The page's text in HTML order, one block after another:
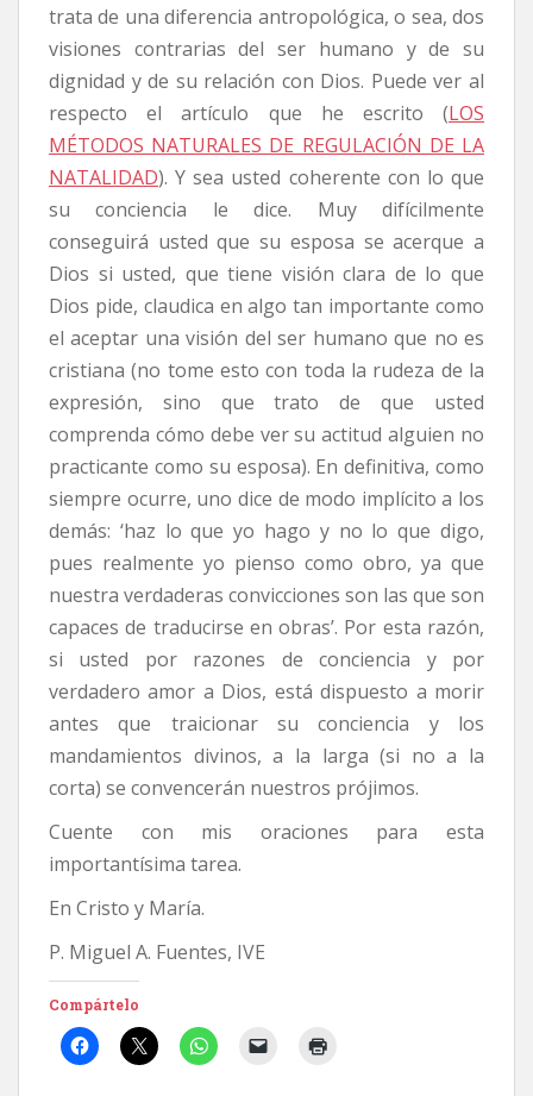
trata de una diferencia antropológica, o sea, dos
visiones contrarias del ser humano y de su
dignidad y de su relación con Dios. Puede ver al
respecto el artículo que he escrito (LOS
MÉTODOS NATURALES DE REGULACIÓN DE LA
NATALIDAD). Y sea usted coherente con lo que
su conciencia le dice. Muy difícilmente
conseguirá usted que su esposa se acerque a
Dios si usted, que tiene visión clara de lo que
Dios pide, claudica en algo tan importante como
el aceptar una visión del ser humano que no es
cristiana (no tome esto con toda la rudeza de la
expresión, sino que trato de que usted
comprenda cómo debe ver su actitud alguien no
practicante como su esposa). En definitiva, como
siempre ocurre, uno dice de modo implícito a los
demás: ‘haz lo que yo hago y no lo que digo,
pues realmente yo pienso como obro, ya que
nuestra verdaderas convicciones son las que son
capaces de traducirse en obras’. Por esta razón,
si usted por razones de conciencia y por
verdadero amor a Dios, está dispuesto a morir
antes que traicionar su conciencia y los
mandamientos divinos, a la larga (si no a la
corta) se convencerán nuestros prójimos.
Cuente con mis oraciones para esta
importantísima tarea.
En Cristo y María.
P. Miguel A. Fuentes, IVE
Compártelo